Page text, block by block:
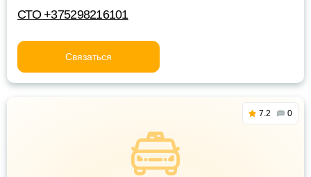
СТО +375298216101
Связаться
7.2 0